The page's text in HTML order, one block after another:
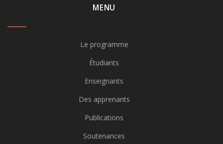
MENU
Le programme
Étudiants
Enseignants
Des apprenants
Publications
Soutenances